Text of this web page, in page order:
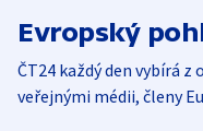
Evropský
ČT24 každý den vybírá
veřejnými médii, členy